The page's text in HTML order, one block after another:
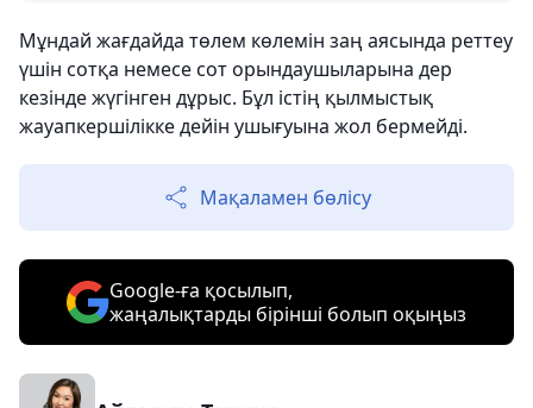
Мұндай жағдайда төлем көлемін заң аясында реттеу
үшін сотқа немесе сот орындаушыларына дер
кезінде жүгінген дұрыс. Бұл істің қылмыстық
жауапкершілікке дейін ушығуына жол бермейді.
Мақаламен бөлісу
Google-ға қосылып,
жаңалықтарды бірінші болып оқыңыз